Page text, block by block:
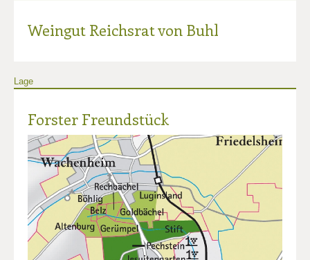
Weingut Reichsrat von Buhl
Lage
Forster Freundstück